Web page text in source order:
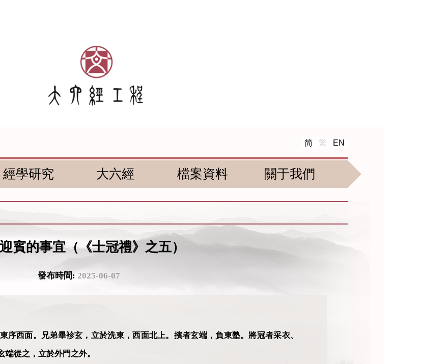
简 繁 EN
經學研究 大六經 檔案資料 關于我們
賓的事宜（《士冠禮》之五）
發布時間: 2025-06-07
序西面。兄弟畢袗玄，立於洗東，西面北上。擯者玄端，負東塾。將冠者采衣、
從之，立於外門之外。